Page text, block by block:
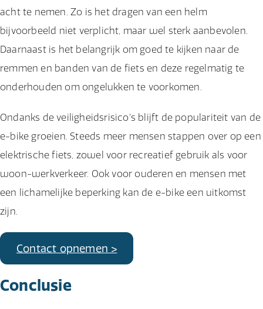
acht te nemen. Zo is het dragen van een helm
bijvoorbeeld niet verplicht, maar wel sterk aanbevolen.
Daarnaast is het belangrijk om goed te kijken naar de
remmen en banden van de fiets en deze regelmatig te
onderhouden om ongelukken te voorkomen.
Ondanks de veiligheidsrisico's blijft de populariteit van de
e-bike groeien. Steeds meer mensen stappen over op een
elektrische fiets, zowel voor recreatief gebruik als voor
woon-werkverkeer. Ook voor ouderen en mensen met
een lichamelijke beperking kan de e-bike een uitkomst
zijn.
Contact opnemen >
Conclusie